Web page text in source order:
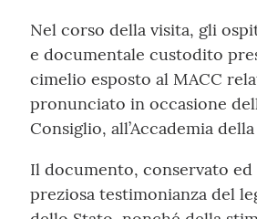
Nel corso della visita, gli
e documentale custodito
cimelio esposto al MACC
pronunciato in occasione
Consiglio, all’Accademia
Il documento, conservato ed
preziosa testimonianza del